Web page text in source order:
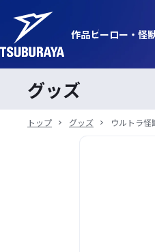
作品ヒーロー・ 怪
グッズ
トップ グッズ ウルトラ怪